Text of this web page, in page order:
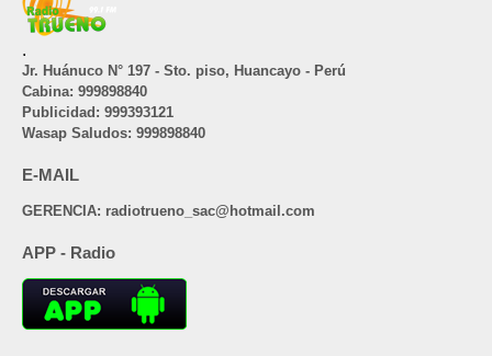
.
Jr. Huánuco N° 197 - Sto. piso, Huancayo - Perú
Cabina: 999898840
Publicidad: 999393121
Wasap Saludos: 999898840
E-MAIL
GERENCIA: radiotrueno_sac@hotmail.com
APP - Radio